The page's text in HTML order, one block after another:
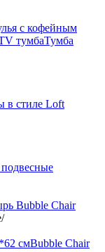
с кофейным
тумбаТумба
в стиле Loft
Bubble Chair
/
смBubble Chair